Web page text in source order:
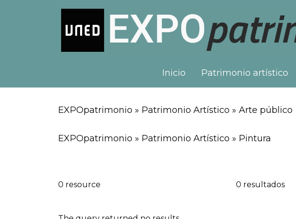
Inicio Patrimonio artístico
EXPOpatrimonio » Patrimonio Artístico » Arte público
EXPOpatrimonio » Patrimonio Artístico » Pintura
0 resource 0 resultados